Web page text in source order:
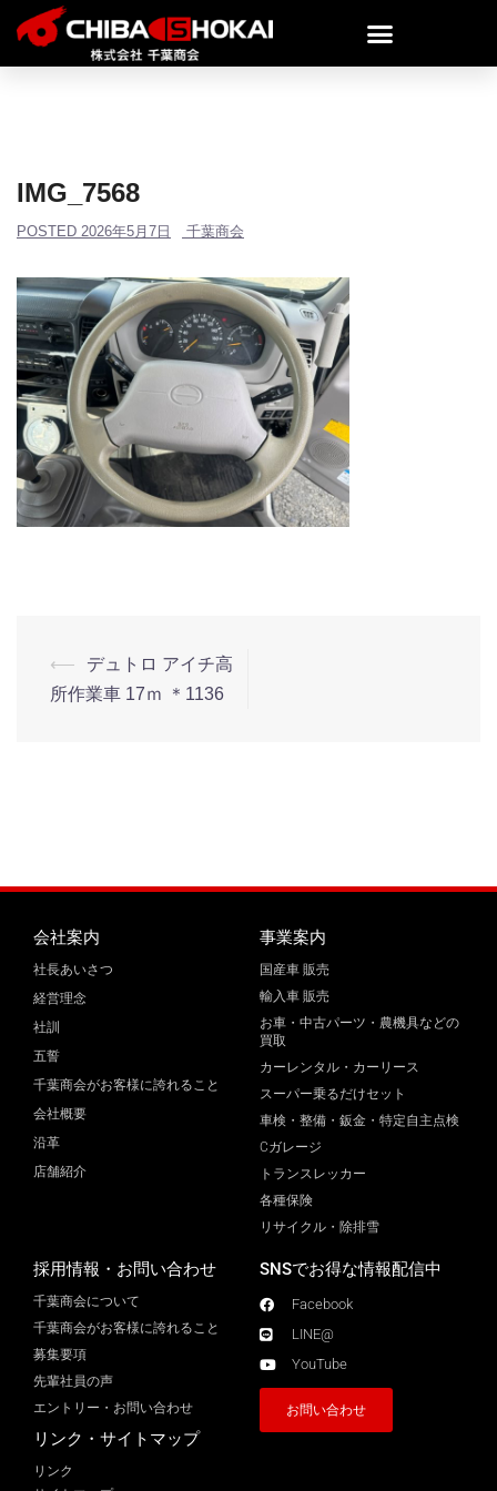
IMG_7568
POSTED 2026年5月7日 千葉商会
⟵
デュトロ アイチ高
所作業車 17ｍ ＊1136
会社案内
社長あいさつ
経営理念
社訓
五誓
千葉商会がお客様に誇れること
会社概要
沿革
店舗紹介
事業案内
国産車 販売
輸入車 販売
お車・中古パーツ・農機具などの
買取
カーレンタル・カーリース
スーパー乗るだけセット
車検・整備・鈑金・特定自主点検
Cガレージ
トランスレッカー
各種保険
リサイクル・除排雪
採用情報・お問い合わせ
千葉商会について
千葉商会がお客様に誇れること​
募集要項
先輩社員の声
エントリー・お問い合わせ
リンク・サイトマップ
リンク
SNSでお得な情報配信中
Facebook
LINE@
YouTube
お問い合わせ